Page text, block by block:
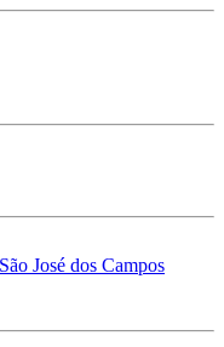
José dos Campos